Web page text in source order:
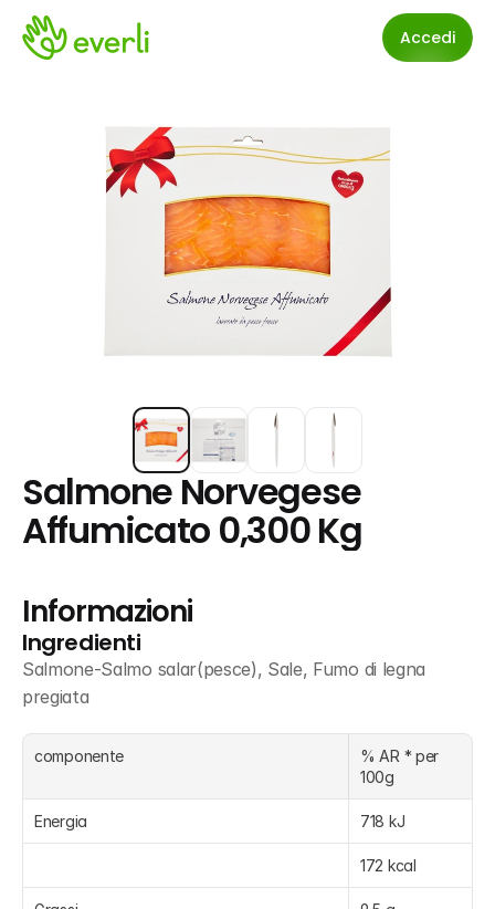
Accedi
Salmone Norvegese
Affumicato 0,300 Kg
Informazioni
Ingredienti
Salmone-Salmo salar(pesce), Sale, Fumo di legna
pregiata
componente
% AR * per
100g
Energia 718 kJ
172 kcal